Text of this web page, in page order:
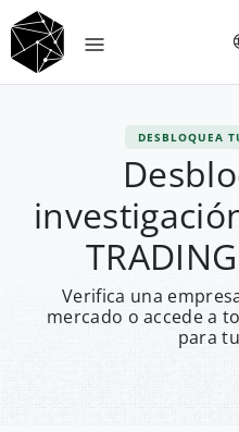
DESBLOQUEA
Verifica una
mercado o accede a
para